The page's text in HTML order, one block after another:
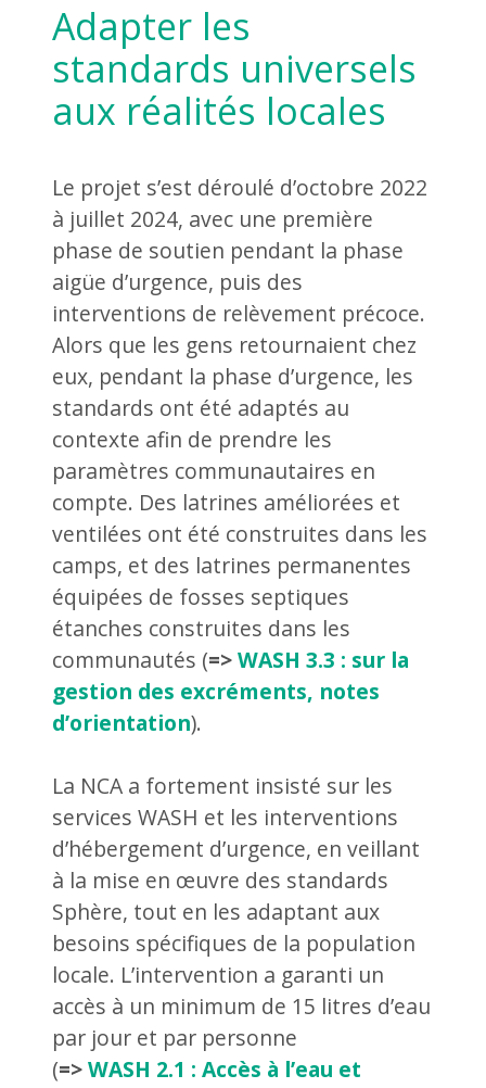
Adapter les
standards universels
aux réalités locales
Le projet s’est déroulé d’octobre 2022
à juillet 2024, avec une première
phase de soutien pendant la phase
aigüe d’urgence, puis des
interventions de relèvement précoce.
Alors que les gens retournaient chez
eux, pendant la phase d’urgence, les
standards ont été adaptés au
contexte afin de prendre les
paramètres communautaires en
compte. Des latrines améliorées et
ventilées ont été construites dans les
camps, et des latrines permanentes
équipées de fosses septiques
étanches construites dans les
communautés (=>WASH 3.3 : sur la
gestion des excréments, notes
d’orientation).
La NCA a fortement insisté sur les
services WASH et les interventions
d’hébergement d’urgence, en veillant
à la mise en œuvre des standards
Sphère, tout en les adaptant aux
besoins spécifiques de la population
locale. L’intervention a garanti un
accès à un minimum de 15 litres d’eau
par jour et par personne
(=>WASH 2.1 : Accès à l’eau et